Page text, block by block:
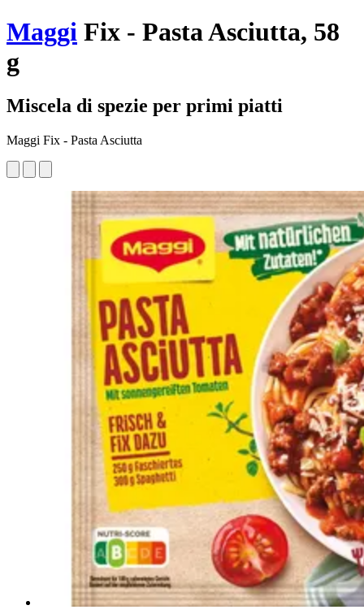
Maggi Fix - Pasta Asciutta, 58
g
Miscela di spezie per primi piatti
Maggi Fix - Pasta Asciutta